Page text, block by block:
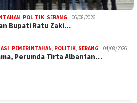
, POLITIK, SERANG 06/08/2026
Bupati Ratu Zaki…
, PEMERINTAHAN, POLITIK, SERANG 04/08/2026
Perumda Tirta Albantan…